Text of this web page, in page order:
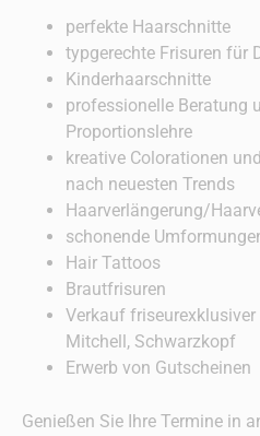
perfekte Haarschnitte
typgerechte Frisuren für
Kinderhaarschnitte
professionelle Beratung
Proportionslehre
kreative Colorationen
nach neuesten Trends
Haarverlängerung/
schonende
Hair Tattoos
Brautfrisuren
Verkauf friseurexklusiver
Mitchell, Schwarzkopf
Erwerb von Gutscheinen
Genießen Sie Ihre Termine in